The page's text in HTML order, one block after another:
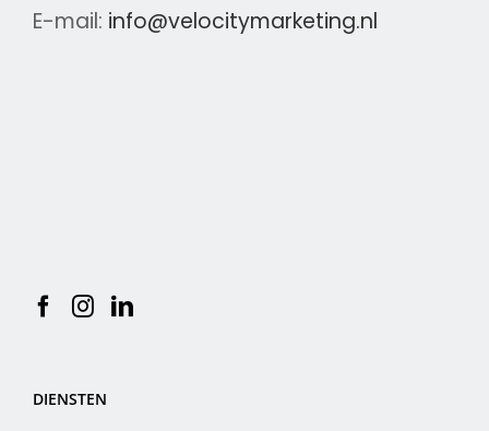
E-mail: info@velocitymarketing.nl
DIENSTEN